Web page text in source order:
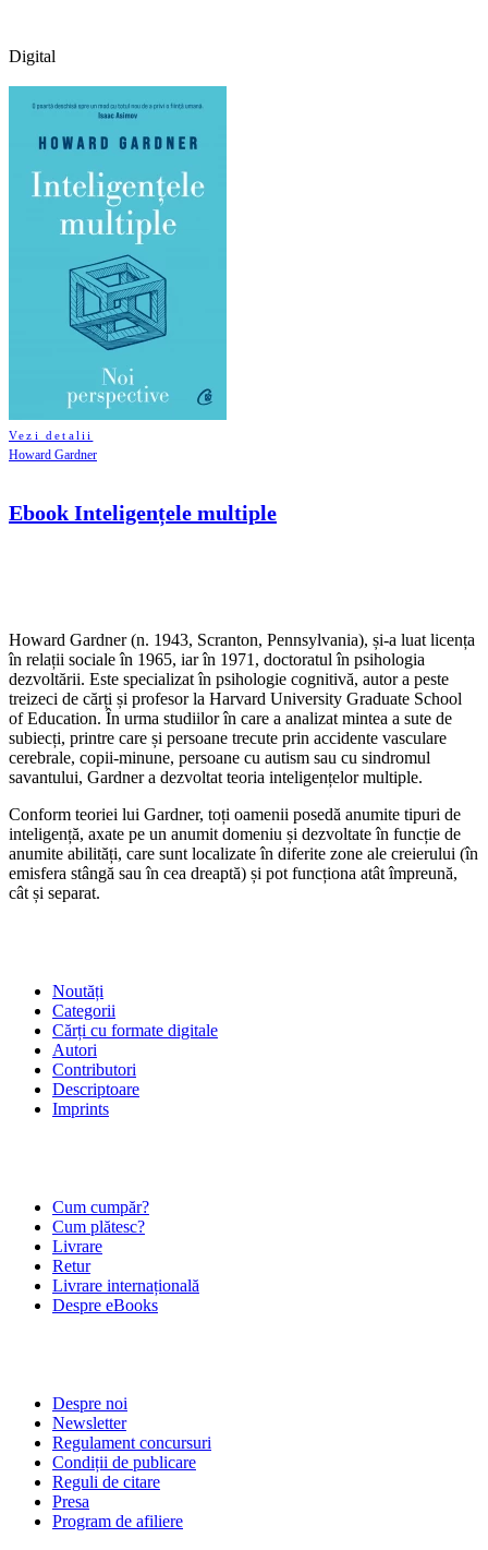
Digital
Vezi detalii
Howard Gardner
Ebook Inteligențele multiple
Howard Gardner (n. 1943, Scranton, Pennsylvania), și-a luat licența
în relații sociale în 1965, iar în 1971, doctoratul în psihologia
dezvoltării. Este specializat în psihologie cognitivă, autor a peste
treizeci de cărți și profesor la Harvard University Graduate School
of Education. În urma studiilor în care a analizat mintea a sute de
subiecți, printre care și persoane trecute prin accidente vasculare
cerebrale, copii-minune, persoane cu autism sau cu sindromul
savantului, Gardner a dezvoltat teoria inteligențelor multiple.
Conform teoriei lui Gardner, toți oamenii posedă anumite tipuri de
inteligență, axate pe un anumit domeniu și dezvoltate în funcție de
anumite abilități, care sunt localizate în diferite zone ale creierului (în
emisfera stângă sau în cea dreaptă) și pot funcționa atât împreună,
cât și separat.
Noutăți
Categorii
Cărți cu formate digitale
Autori
Contributori
Descriptoare
Imprints
Cum cumpăr?
Cum plătesc?
Livrare
Retur
Livrare internațională
Despre eBooks
Despre noi
Newsletter
Regulament concursuri
Condiții de publicare
Reguli de citare
Presa
Program de afiliere